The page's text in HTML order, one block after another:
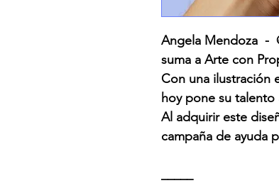
Angela Mendoza -
suma a Arte con
Con una ilustración
hoy pone su
Al adquirir este
campaña de ayuda